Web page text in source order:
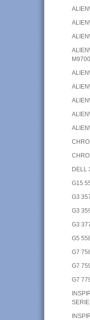
M9700
DELL
G15
G3
G3
G3
G5
G7
G7
G7